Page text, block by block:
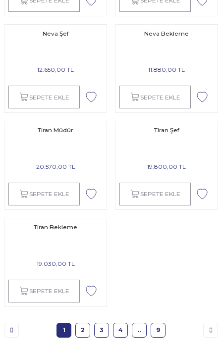
Neva Şef
12.650,00 TL
SEPETE EKLE
Neva Bekleme
11.880,00 TL
SEPETE EKLE
Tiran Müdür
20.570,00 TL
SEPETE EKLE
Tiran Şef
19.800,00 TL
SEPETE EKLE
Tiran Bekleme
19.030,00 TL
SEPETE EKLE
1 2 3 4 .. 9